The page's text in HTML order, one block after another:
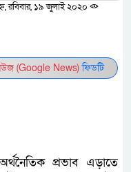
১৯ জুলাই ২০২০
(Google News)ফিডটি
প্রভাব এড়াতে